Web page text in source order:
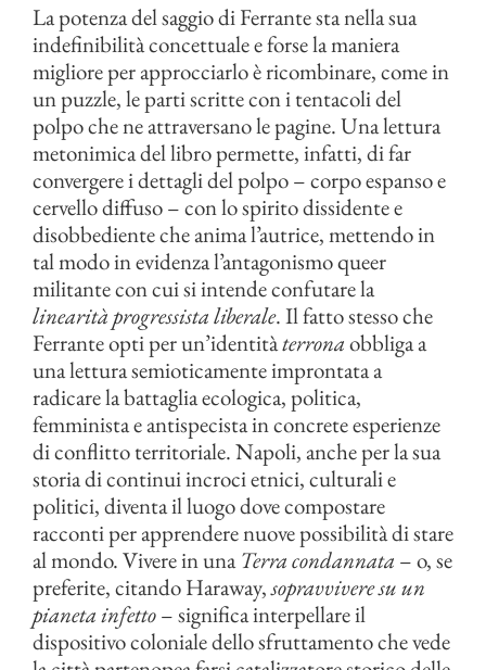
La potenza del saggio di Ferrante sta nella sua
indefinibilità concettuale e forse la maniera
migliore per approcciarlo è ricombinare, come in
un puzzle, le parti scritte con i tentacoli del
polpo che ne attraversano le pagine. Una lettura
metonimica del libro permette, infatti, di far
convergere i dettagli del polpo – corpo espanso e
cervello diffuso – con lo spirito dissidente e
disobbediente che anima l’autrice, mettendo in
tal modo in evidenza l’antagonismo queer
militante con cui si intende confutare la
linearità progressista liberale. Il fatto stesso che
Ferrante opti per un’identitàterronaobbliga a
una lettura semioticamente improntata a
radicare la battaglia ecologica, politica,
femminista e antispecista in concrete esperienze
di conflitto territoriale. Napoli, anche per la sua
storia di continui incroci etnici, culturali e
politici, diventa il luogo dove compostare
racconti per apprendere nuove possibilità di stare
al mondo. Vivere in unaTerra condannata – o, se
preferite, citando Haraway,sopravvivere su un
pianeta infetto– significa interpellare il
dispositivo coloniale dello sfruttamento che vede